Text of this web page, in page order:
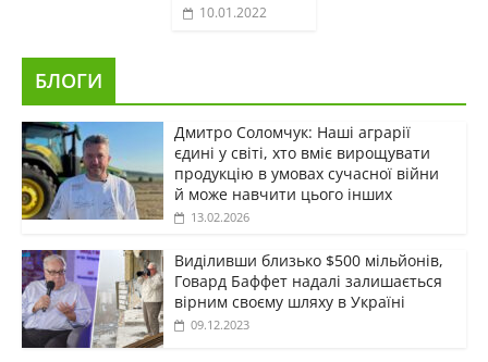
10.01.2022
БЛОГИ
Дмитро Соломчук: Наші аграрії
єдині у світі, хто вміє вирощувати
продукцію в умовах сучасної війни
й може навчити цього інших
13.02.2026
Виділивши близько $500 мільйонів,
Говард Баффет надалі залишається
вірним своєму шляху в Україні
09.12.2023